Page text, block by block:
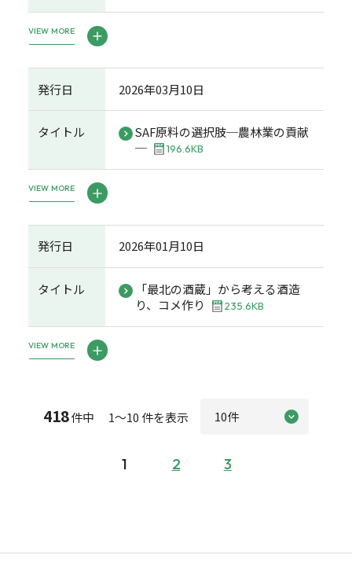
VIEW MORE
発行日 2026年03月10日
タイトル
SAF原料の選択肢─農林業の貢献
─
196.6KB
VIEW MORE
発行日 2026年01月10日
タイトル
「最北の酒蔵」から考える酒造
り、コメ作り
235.6KB
VIEW MORE
418件中 1～10 件を表示
1 2 3